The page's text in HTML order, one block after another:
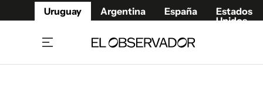
Uruguay Argentina España
Estados
Unidos